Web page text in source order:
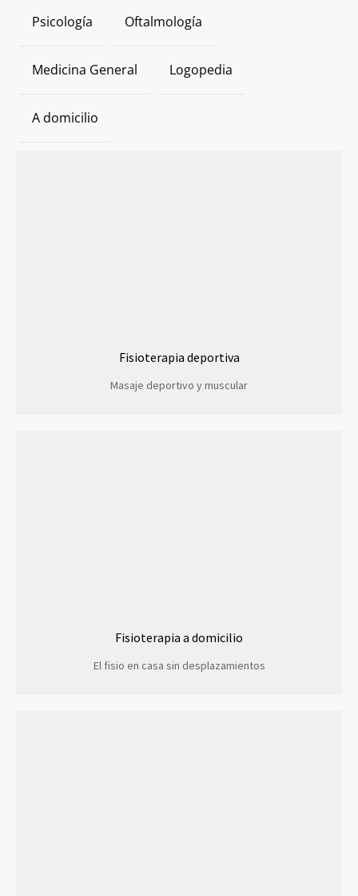
Psicología Oftalmología
Medicina General Logopedia
A domicilio
Fisioterapia deportiva
Masaje deportivo y muscular
Fisioterapia a domicilio
El fisio en casa sin desplazamientos